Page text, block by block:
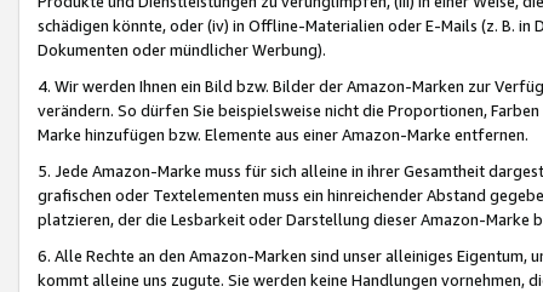
schädigen könnte, oder (iv) in Offline-Materialien oder E-Mails (z. B. in
Dokumenten oder mündlicher Werbung).
4. Wir werden Ihnen ein Bild bzw. Bilder der Amazon-Marken zur
verändern. So dürfen Sie beispielsweise nicht die Proportionen,
Marke hinzufügen bzw. Elemente aus einer Amazon-Marke entfernen.
5. Jede Amazon-Marke muss für sich alleine in ihrer Gesamtheit
grafischen oder Textelementen muss ein hinreichender Abstand
platzieren, der die Lesbarkeit oder Darstellung dieser Amazon-Marke
6. Alle Rechte an den Amazon-Marken sind unser alleiniges
kommt alleine uns zugute. Sie werden keine Handlungen vornehmen,